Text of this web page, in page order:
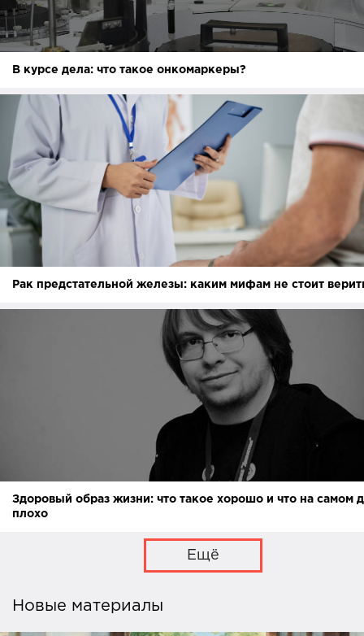
В курсе дела: что такое онкомаркеры?
Рак предстательной железы: каким мифам не стоит
Здоровый образ жизни: что такое хорошо и что на самом
плохо
Ещё
Новые материалы